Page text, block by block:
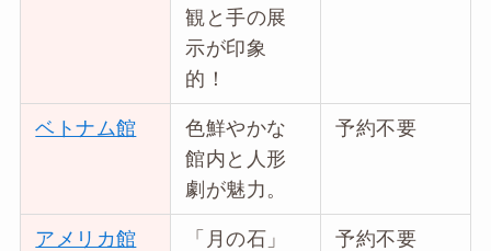
観と手の展
示が印象
的！
ベトナム館
色鮮やかな
館内と人形
劇が魅力。
予約不要
アメリカ館
「月の石」
予約不要